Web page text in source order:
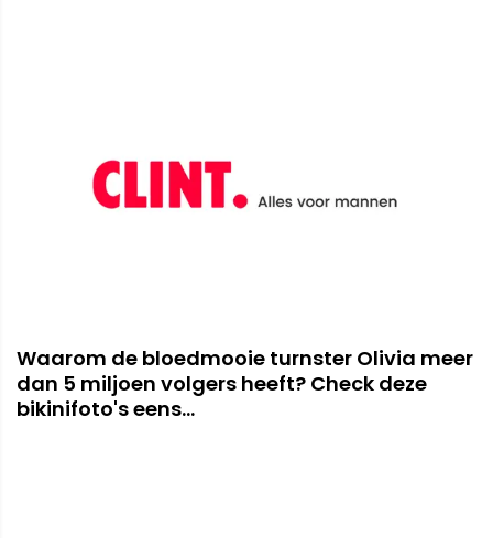
Waarom de bloedmooie turnster Olivia meer
dan 5 miljoen volgers heeft? Check deze
bikinifoto's eens...